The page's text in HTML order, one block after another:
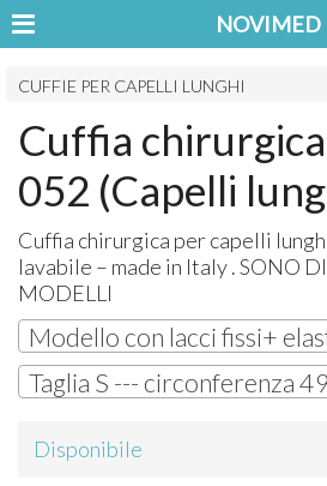
NOVIMED
CUFFIE PER CAPELLI LUNGHI
Cuffia
052 (Capelli
Cuffia chirurgica per capelli
lavabile – made in Italy .SONO
MODELLI
Modello con lacci fissi+
Taglia S --- circonferenza
Disponibile